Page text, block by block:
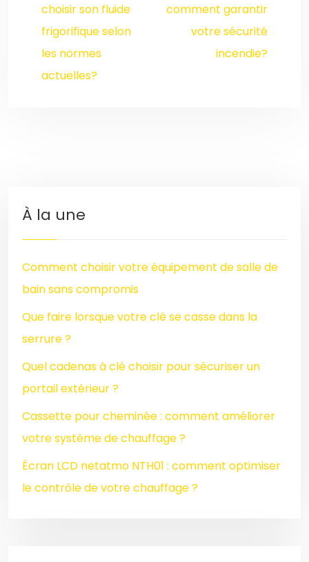
choisir son fluide
frigorifique selon
les normes
actuelles?
comment garantir
votre sécurité
incendie?
À la une
Comment choisir votre équipement de salle de
bain sans compromis
Que faire lorsque votre clé se casse dans la
serrure ?
Quel cadenas à clé choisir pour sécuriser un
portail extérieur ?
Cassette pour cheminée : comment améliorer
votre système de chauffage ?
Écran LCD netatmo NTH01 : comment optimiser
le contrôle de votre chauffage ?